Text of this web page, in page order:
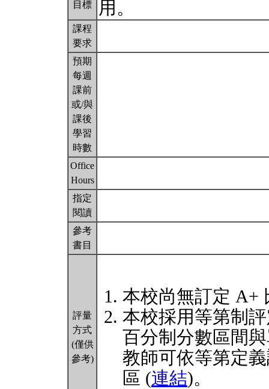
目標
用。
課程
要求
預期
每週
課前
或/與
課後
學習
時數
Office
Hours
指定
閱讀
參考
書目
評量
方式
(僅供
參考)
本校尚無訂定 A+
本校採用等第制
百分制分數區間
教師可依等第定
區 (連結)。